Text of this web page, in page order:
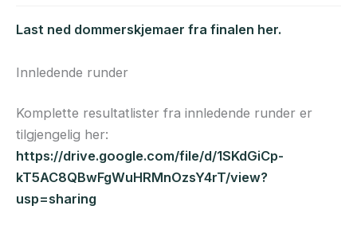
Last ned dommerskjemaer fra finalen her.
Innledende runder
Komplette resultatlister fra innledende runder er
tilgjengelig her:
https://drive.google.com/file/d/1SKdGiCp-
kT5AC8QBwFgWuHRMnOzsY4rT/view?
usp=sharing